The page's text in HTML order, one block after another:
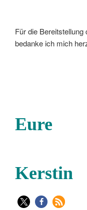
Für die
bedanke ich mich
Eure
Kerstin